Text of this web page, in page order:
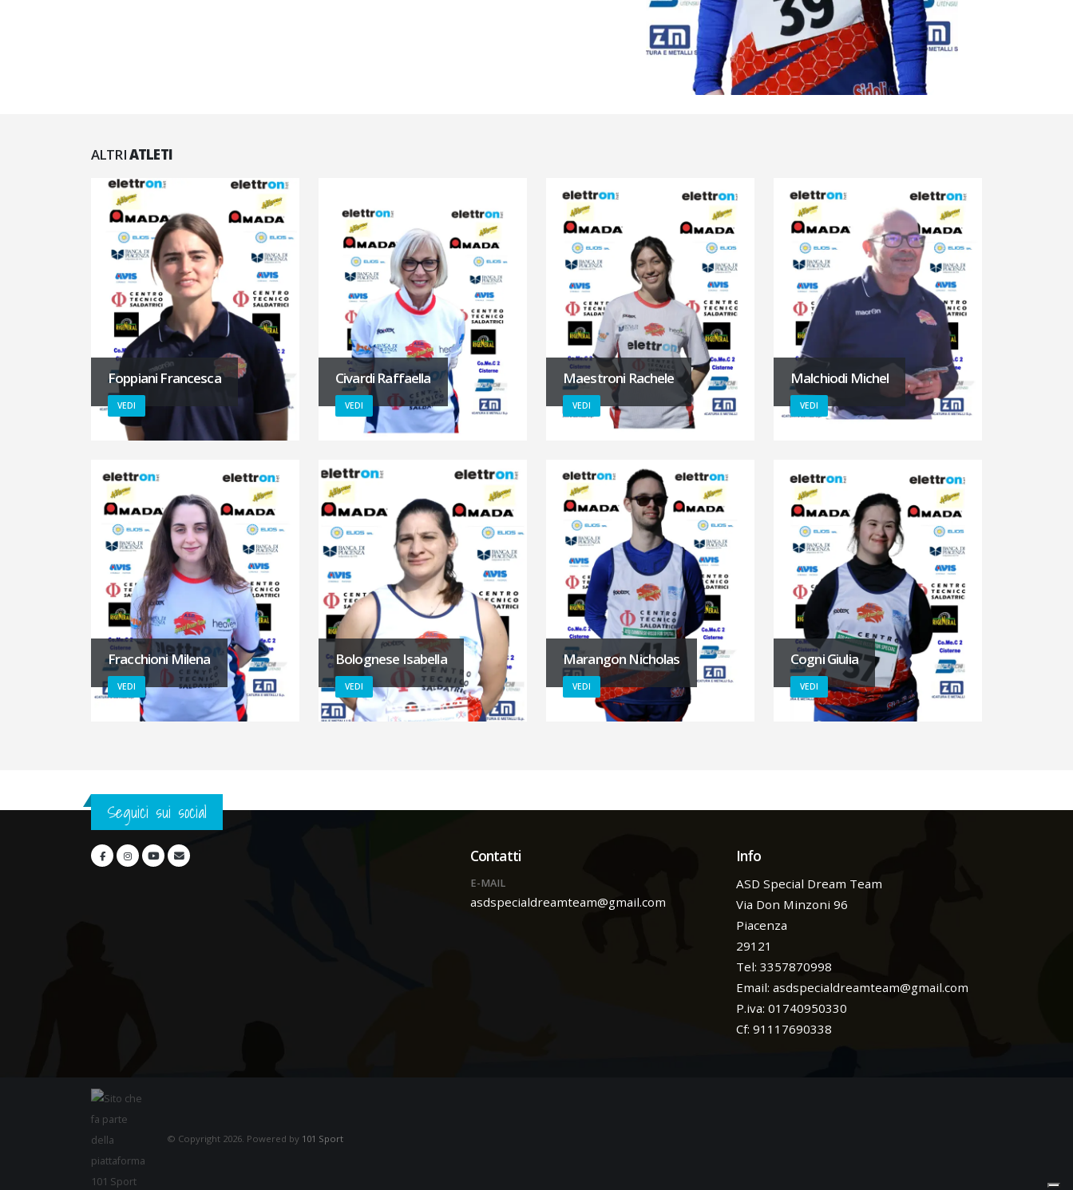
ALTRIATLETI
Foppiani Francesca
VEDI
Civardi Raffaella
VEDI
Maestroni Rachele
VEDI
Malchiodi Michel
VEDI
Fracchioni Milena
VEDI
Bolognese Isabella
VEDI
Marangon Nicholas
VEDI
Cogni Giulia
VEDI
Seguici sui social
Contatti
E-MAIL
asdspecialdreamteam@gmail.com
Info
ASD Special Dream Team
Via Don Minzoni 96
Piacenza
29121
Tel: 3357870998
Email: asdspecialdreamteam@gmail.com
P.iva: 01740950330
Cf: 91117690338
© Copyright 2026. Powered by 101 Sport